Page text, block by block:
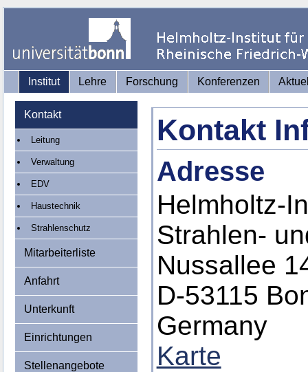
Institut Lehre Forschung Konferenzen
Kontakt
Leitung
Verwaltung
EDV
Haustechnik
Strahlenschutz
Mitarbeiterliste
Anfahrt
Unterkunft
Einrichtungen
Stellenangebote
Kontakt
Adresse
Helmholtz-
Strahlen-
Nussallee
D-53115
Germany
Karte